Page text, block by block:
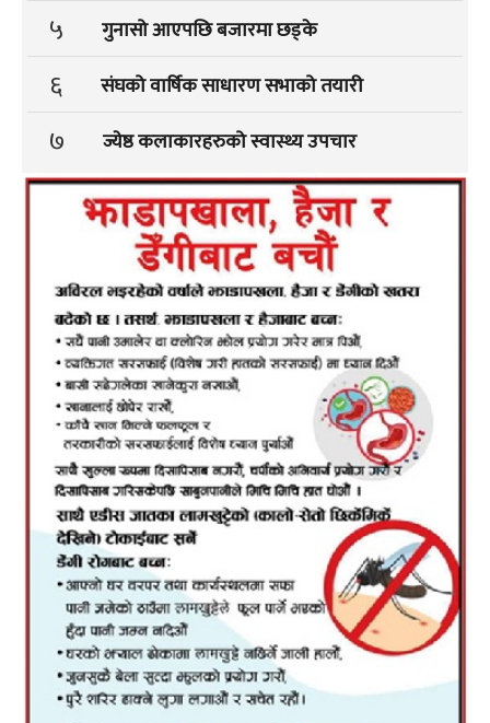
५ गुनासो आएपछि बजारमा छड्के
६ संघको वार्षिक साधारण सभाको तयारी
७ ज्येष्ठ कलाकारहरुको स्वास्थ्य उपचार